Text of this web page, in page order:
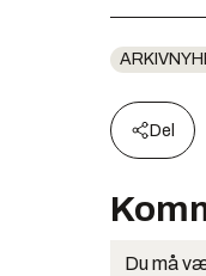
Del
Du må